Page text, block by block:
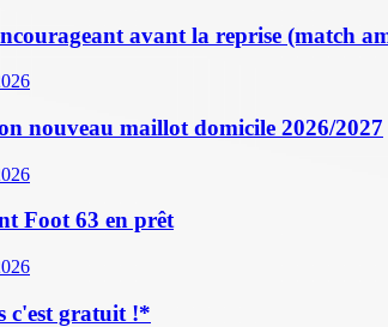
avant la reprise (match
nouveau maillot domicile 2026/2027
Foot 63 en prêt
c'est gratuit !*